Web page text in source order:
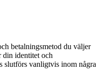
betalningsmetod du väljer
din identitet och
slutförs vanligtvis inom några